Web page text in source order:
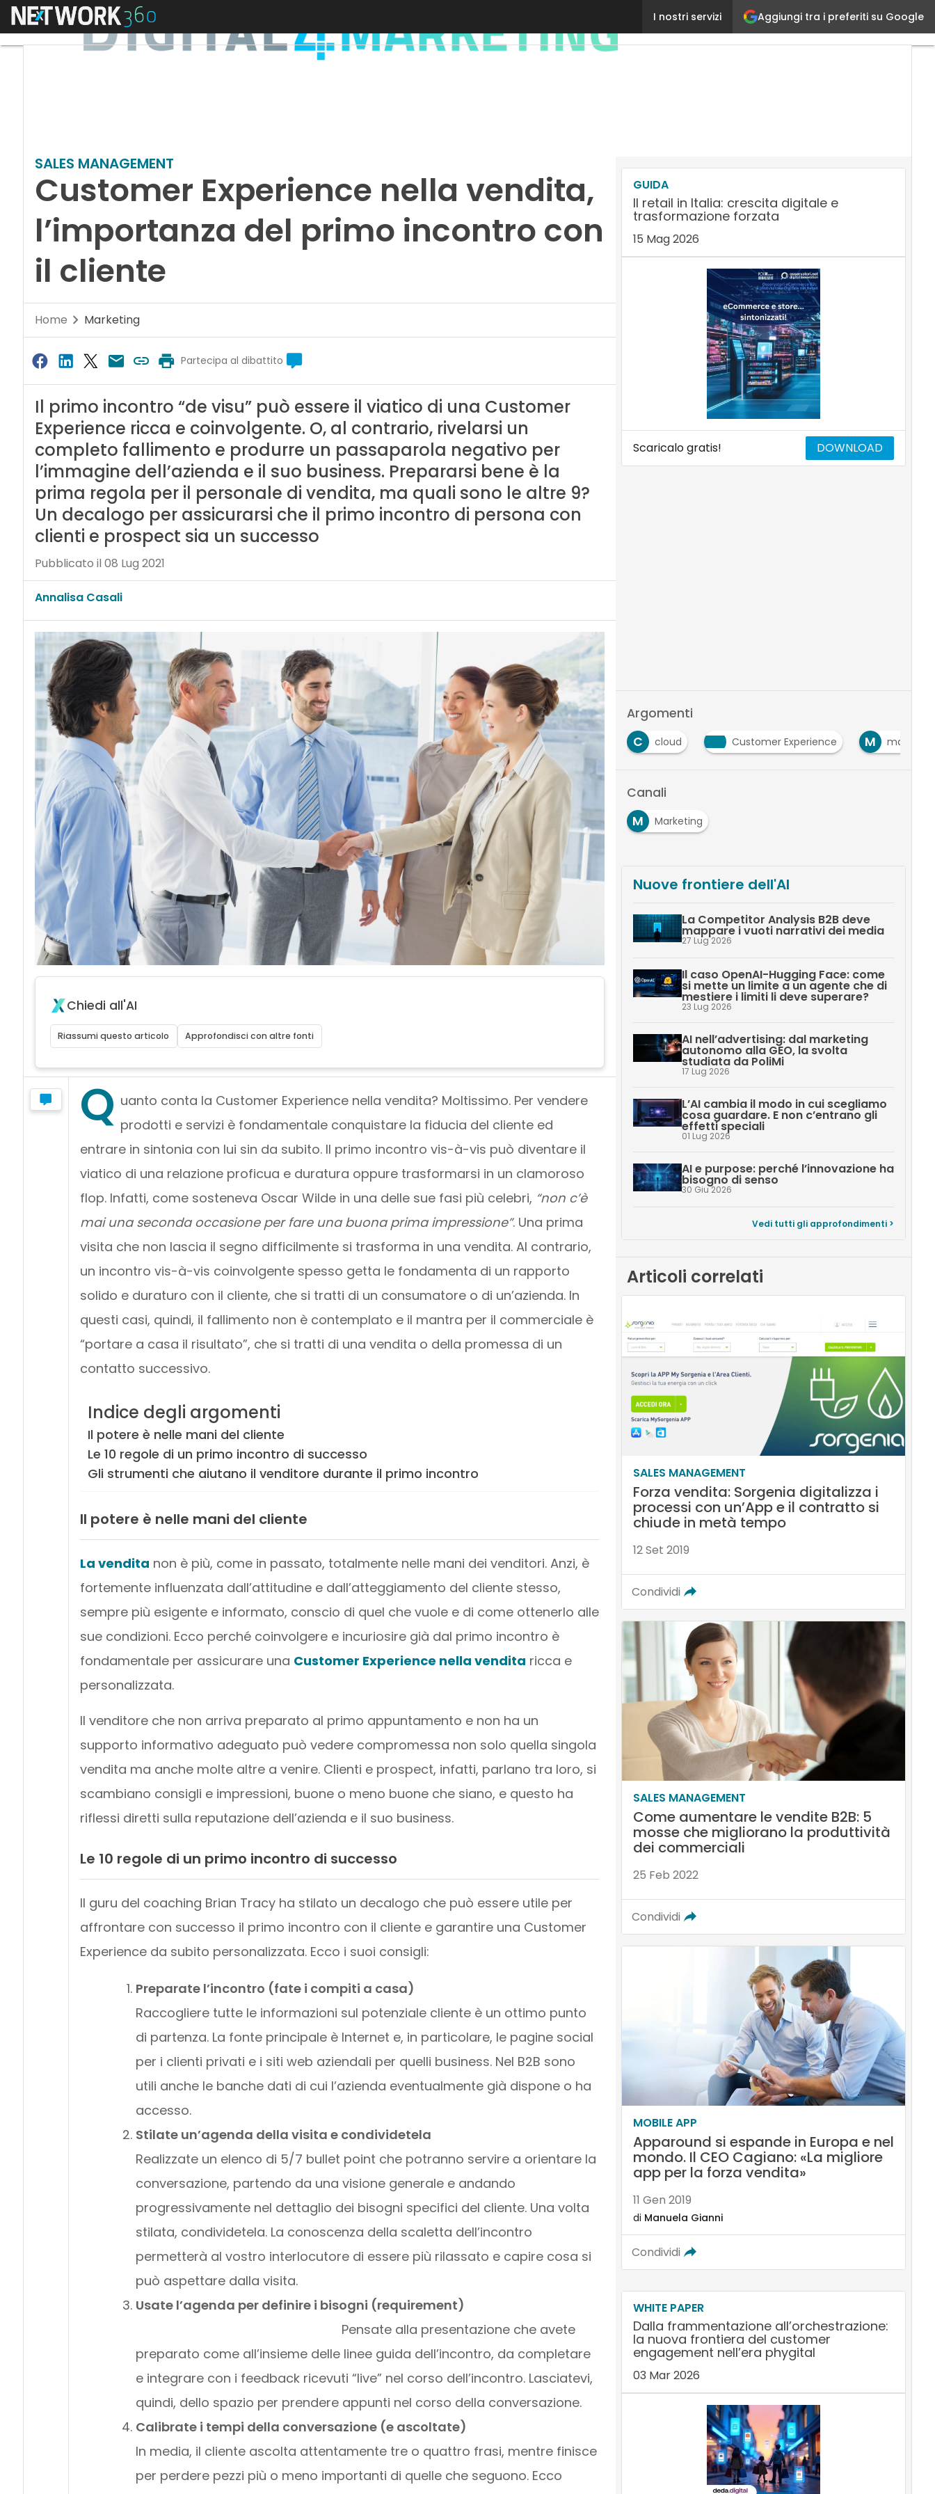
Aggiungi tra i preferiti su Google
I nostri servizi
Menu Customer Experience nella vendita, l’importanza
SALES MANAGEMENT
Customer Experience nella vendita,
l’importanza del primo incontro con
il cliente
Home Marketing
Partecipa al dibattito
Il primo incontro “de visu” può essere il viatico di una Customer
Experience ricca e coinvolgente. O, al contrario, rivelarsi un
completo fallimento e produrre un passaparola negativo per
l’immagine dell’azienda e il suo business. Prepararsi bene è la
prima regola per il personale di vendita, ma quali sono le altre 9?
Un decalogo per assicurarsi che il primo incontro di persona con
clienti e prospect sia un successo
Pubblicato il 08 Lug 2021
Annalisa Casali
Chiedi all'AI
Riassumi questo articolo Approfondisci con altre fonti
Q uanto conta la Customer Experience nella vendita? Moltissimo. Per vendere
prodotti e servizi è fondamentale conquistare la fiducia del cliente ed
entrare in sintonia con lui sin da subito. Il primo incontro vis-à-vis può diventare il
viatico di una relazione proficua e duratura oppure trasformarsi in un clamoroso
flop. Infatti, come sosteneva Oscar Wilde in una delle sue fasi più celebri, “non c’è
mai una seconda occasione per fare una buona prima impressione”. Una prima
visita che non lascia il segno difficilmente si trasforma in una vendita. Al contrario,
un incontro vis-à-vis coinvolgente spesso getta le fondamenta di un rapporto
solido e duraturo con il cliente, che si tratti di un consumatore o di un’azienda. In
questi casi, quindi, il fallimento non è contemplato e il mantra per il commerciale è
“portare a casa il risultato”, che si tratti di una vendita o della promessa di un
contatto successivo.
Indice degli argomenti
Il potere è nelle mani del cliente
Le 10 regole di un primo incontro di successo
Gli strumenti che aiutano il venditore durante il primo incontro
Il potere è nelle mani del cliente
La vendita non è più, come in passato, totalmente nelle mani dei venditori. Anzi, è
fortemente influenzata dall’attitudine e dall’atteggiamento del cliente stesso,
sempre più esigente e informato, conscio di quel che vuole e di come ottenerlo alle
sue condizioni. Ecco perché coinvolgere e incuriosire già dal primo incontro è
fondamentale per assicurare una Customer Experience nella vendita ricca e
personalizzata.
Il venditore che non arriva preparato al primo appuntamento e non ha un
supporto informativo adeguato può vedere compromessa non solo quella singola
vendita ma anche molte altre a venire. Clienti e prospect, infatti, parlano tra loro, si
scambiano consigli e impressioni, buone o meno buone che siano, e questo ha
riflessi diretti sulla reputazione dell’azienda e il suo business.
Le 10 regole di un primo incontro di successo
Il guru del coaching Brian Tracy ha stilato un decalogo che può essere utile per
affrontare con successo il primo incontro con il cliente e garantire una Customer
Experience da subito personalizzata. Ecco i suoi consigli:
Preparate l’incontro (fate i compiti a casa)
Raccogliere tutte le informazioni sul potenziale cliente è un ottimo punto
di partenza. La fonte principale è Internet e, in particolare, le pagine social
per i clienti privati e i siti web aziendali per quelli business. Nel B2B sono
utili anche le banche dati di cui l’azienda eventualmente già dispone o ha
accesso.
Stilate un’agenda della visita e condividetela
Realizzate un elenco di 5/7 bullet point che potranno servire a orientare la
conversazione, partendo da una visione generale e andando
progressivamente nel dettaglio dei bisogni specifici del cliente. Una volta
stilata, condividetela. La conoscenza della scaletta dell’incontro
permetterà al vostro interlocutore di essere più rilassato e capire cosa si
può aspettare dalla visita.
Usate l’agenda per definire i bisogni (requirement)
Pensate alla presentazione che avete
preparato come all’insieme delle linee guida dell’incontro, da completare
e integrare con i feedback ricevuti “live” nel corso dell’incontro. Lasciatevi,
quindi, dello spazio per prendere appunti nel corso della conversazione.
Calibrate i tempi della conversazione (e ascoltate)
In media, il cliente ascolta attentamente tre o quattro frasi, mentre finisce
per perdere pezzi più o meno importanti di quelle che seguono. Ecco
GUIDA
Il retail in Italia: crescita digitale e
trasformazione forzata
15 Mag 2026
Scaricalo gratis! DOWNLOAD
Argomenti
B
B2B C cloud Customer Experience M
Canali
M
Marketing
Nuove frontiere dell'AI
La Competitor Analysis B2B deve
mappare i vuoti narrativi dei media
27 Lug 2026
Il caso OpenAI-Hugging Face: come
si mette un limite a un agente che di
mestiere i limiti li deve superare?
23 Lug 2026
AI nell’advertising: dal marketing
autonomo alla GEO, la svolta
studiata da PoliMi
17 Lug 2026
L’AI cambia il modo in cui scegliamo
cosa guardare. E non c’entrano gli
effetti speciali
01 Lug 2026
AI e purpose: perché l’innovazione ha
bisogno di senso
30 Giu 2026
Vedi tutti gli approfondimenti >
Articoli correlati
SALES MANAGEMENT
Forza vendita: Sorgenia digitalizza i
processi con un’App e il contratto si
chiude in metà tempo
12 Set 2019
Condividi
SALES MANAGEMENT
Come aumentare le vendite B2B: 5
mosse che migliorano la produttività
dei commerciali
25 Feb 2022
Condividi
MOBILE APP
Apparound si espande in Europa e nel
mondo. Il CEO Cagiano: «La migliore
app per la forza vendita»
11 Gen 2019
di Manuela Gianni
Condividi
WHITE PAPER
Dalla frammentazione all’orchestrazione:
la nuova frontiera del customer
engagement nell’era phygital
03 Mar 2026